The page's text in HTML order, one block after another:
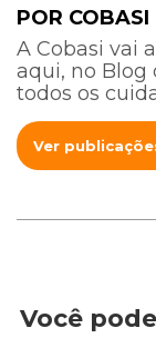
POR COBASI
A Cobasi vai
aqui, no Blog
todos os
Ver
Você